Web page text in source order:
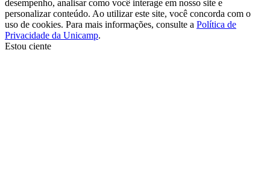
desempenho, analisar como você interage em nosso site e
personalizar conteúdo. Ao utilizar este site, você concorda com o
uso de cookies. Para mais informações, consulte a Política de
Privacidade da Unicamp.
Estou ciente